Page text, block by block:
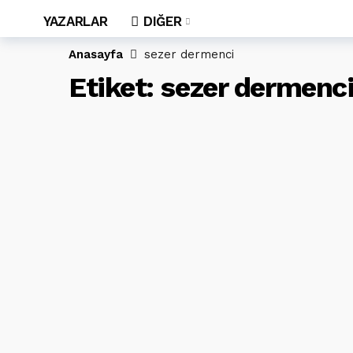
YAZARLAR DIĞER
Anasayfa sezer dermenci
Etiket: sezer